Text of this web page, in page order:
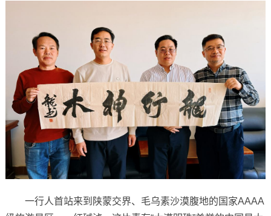
一行人首站来到陕蒙交界、毛乌素沙漠腹地的国家AAAA